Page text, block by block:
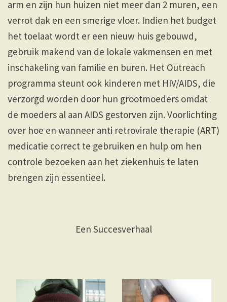
arm en zijn hun huizen niet meer dan 2 muren, een
verrot dak en een smerige vloer. Indien het budget
het toelaat wordt er een nieuw huis gebouwd,
gebruik makend van de lokale vakmensen en met
inschakeling van familie en buren. Het Outreach
programma steunt ook kinderen met HIV/AIDS, die
verzorgd worden door hun grootmoeders omdat
de moeders al aan AIDS gestorven zijn. Voorlichting
over hoe en wanneer anti retrovirale therapie (ART)
medicatie correct te gebruiken en hulp om hen
controle bezoeken aan het ziekenhuis te laten
brengen zijn essentieel.
Een Succesverhaal